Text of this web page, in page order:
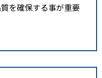
を確保する事が重要